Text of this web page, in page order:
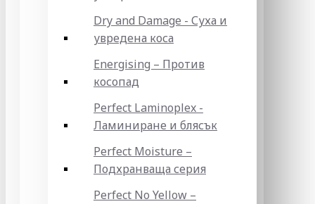
Dry and Damage - Суха и
увредена коса
Energising – Против
косопад
Perfect Laminoplex -
Ламиниране и блясък
Perfect Moisture –
Подхранваща серия
Perfect No Yellow –